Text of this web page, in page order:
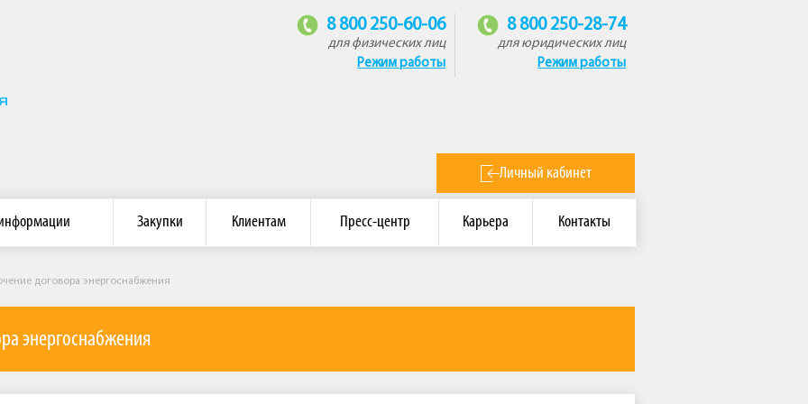
«Восток»
8 800 250-60-06
для физических лиц
Режим работы
8 800 250-28-74
для юридических лиц
Режим работы
Личный кабинет
Закупки Клиентам Пресс-центр Карьера Контакты
договора энергоснабжения
энергоснабжения